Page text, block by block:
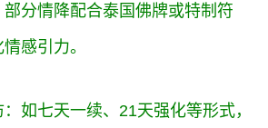
分情降配合泰国佛牌或特制符
感引力。
如七天一续、21天强化等形式，